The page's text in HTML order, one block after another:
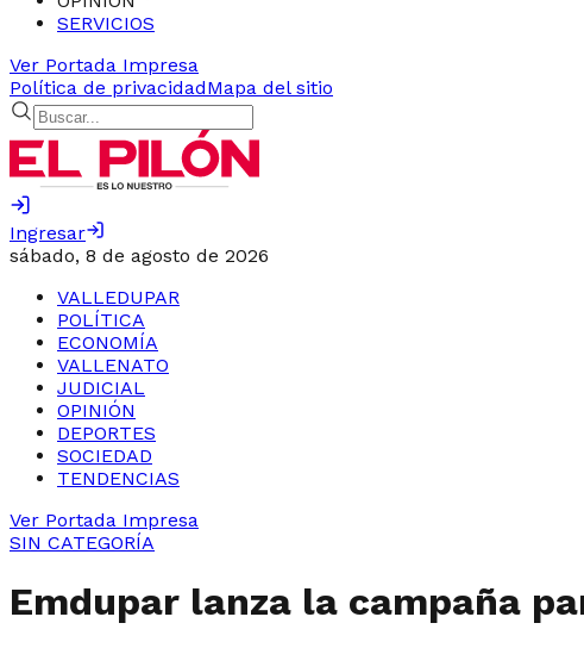
SERVICIOS
Ver Portada Impresa
Política de privacidadMapa del sitio
Ingresar
sábado, 8 de agosto de 2026
VALLEDUPAR
POLÍTICA
ECONOMÍA
VALLENATO
JUDICIAL
OPINIÓN
DEPORTES
SOCIEDAD
TENDENCIAS
Ver Portada Impresa
SIN CATEGORÍA
Emdupar lanza la campaña